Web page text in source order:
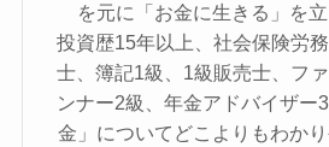
を元に「お金に生きる」を立
投資歴15年以上、社会保険労
士、簿記1級、1級販売士、フ
ンナー2級、年金アドバイザー
金」についてどこよりもわか